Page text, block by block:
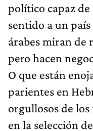
político capaz
sentido a un
árabes miran de
pero hacen
O que están
parientes en
orgullosos de
en la selección